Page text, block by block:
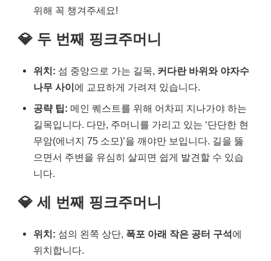
위해 꼭 챙겨주세요!
💎 두 번째 핑크주머니
위치: 섬 중앙으로 가는 길목, 커다란 바위와 야자수
나무 사이에 교묘하게 가려져 있습니다.
공략 팁: 메인 퀘스트를 위해 어차피 지나가야 하는
길목입니다. 다만, 주머니를 가리고 있는 ‘단단한 현
무암(에너지 75 소모)’을 깨야만 보입니다. 길을 뚫
으면서 주변을 유심히 살피면 쉽게 발견할 수 있습
니다.
💎 세 번째 핑크주머니
위치: 섬의 왼쪽 상단, 폭포 아래 작은 공터 구석에
위치합니다.